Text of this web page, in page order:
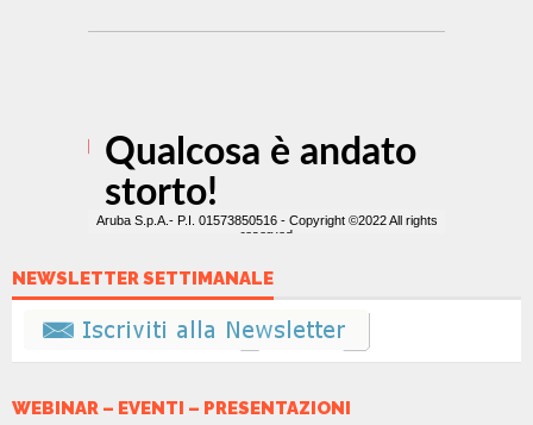
NEWSLETTER SETTIMANALE
WEBINAR – EVENTI – PRESENTAZIONI